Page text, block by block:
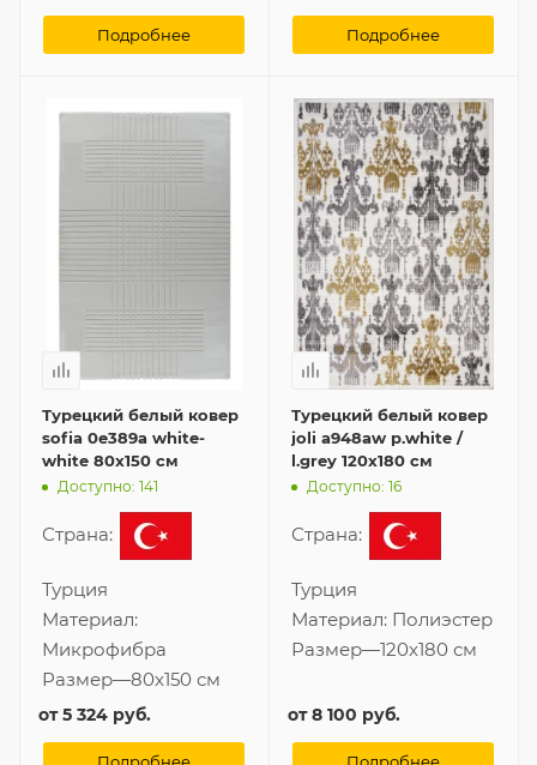
Подробнее Подробнее
Турецкий белый ковер
sofia 0e389a white-
white 80x150 см
Доступно: 141
Страна:
Турция
Материал:
Микрофибра
Размер—80x150 см
от5 324 руб.
Подробнее
Турецкий белый ковер
joli a948aw p.white /
l.grey 120x180 см
Доступно: 16
Страна:
Турция
Материал: Полиэстер
Размер—120x180 см
от8 100 руб.
Подробнее